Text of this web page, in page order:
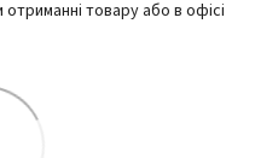
товару або в офісі